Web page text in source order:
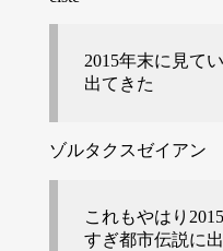
2015年末に見て
出てきた
ゾルタクスゼイアン
これもやはり
すぎ都市伝説に